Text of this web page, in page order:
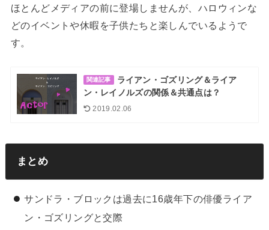
ほとんどメディアの前に登場しませんが、ハロウィンな
どのイベントや休暇を子供たちと楽しんでいるようで
す。
関連記事
ライアン・ゴズリング＆ライア
ン・レイノルズの関係＆共通点は？
2019.02.06
まとめ
サンドラ・ブロックは過去に16歳年下の俳優ライア
ン・ゴズリングと交際